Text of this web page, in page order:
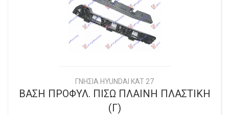
ΓΝΗΣΙΑ HYUNDAI KAT 27
ΒΑΣΗ ΠΡΟΦΥΛ. ΠΙΣΩ ΠΛΑΙΝΗ ΠΛΑΣΤΙΚΗ
(Γ)